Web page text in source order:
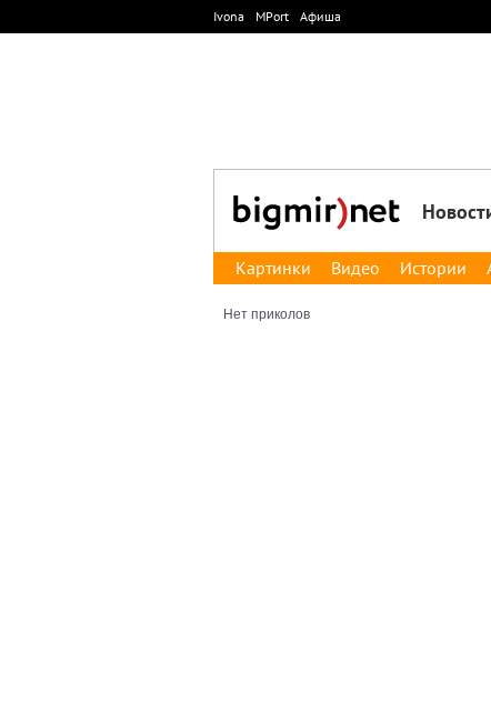
Ivona MPort Афиша
Картинки Видео Истории
Нет приколов